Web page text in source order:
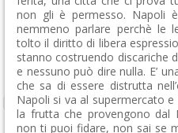
non gli è permesso. Napoli
nemmeno parlare perchè le
tolto il diritto di libera
stanno costruendo discariche
e nessuno può dire nulla. E’
che sa di essere distrutta
Napoli si va al supermercato
la frutta che provengono dal
non ti puoi fidare, non sai se